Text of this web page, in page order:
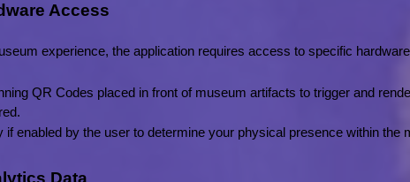
Access
experience, the application requires access to specific
QR Codes placed in front of museum artifacts to trigger and
if enabled by the user to determine your physical presence within the
Data